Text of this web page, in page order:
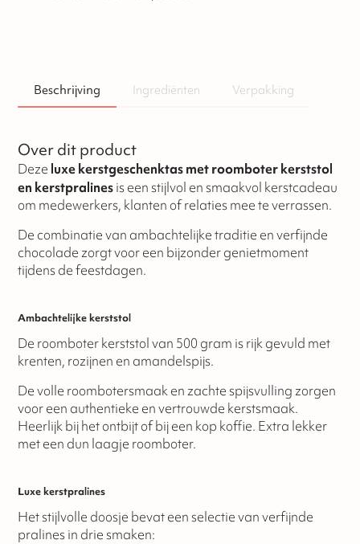
Beschrijving Ingrediënten Verpakking
Over dit product
Deze luxe kerstgeschenktas met roomboter kerststol
en kerstpralines is een stijlvol en smaakvol kerstcadeau
om medewerkers, klanten of relaties mee te verrassen.
De combinatie van ambachtelijke traditie en verfijnde
chocolade zorgt voor een bijzonder genietmoment
tijdens de feestdagen.
Ambachtelijke kerststol
De roomboter kerststol van 500 gram is rijk gevuld met
krenten, rozijnen en amandelspijs.
De volle roombotersmaak en zachte spijsvulling zorgen
voor een authentieke en vertrouwde kerstsmaak.
Heerlijk bij het ontbijt of bij een kop koffie. Extra lekker
met een dun laagje roomboter.
Luxe kerstpralines
Het stijlvolle doosje bevat een selectie van verfijnde
pralines in drie smaken: